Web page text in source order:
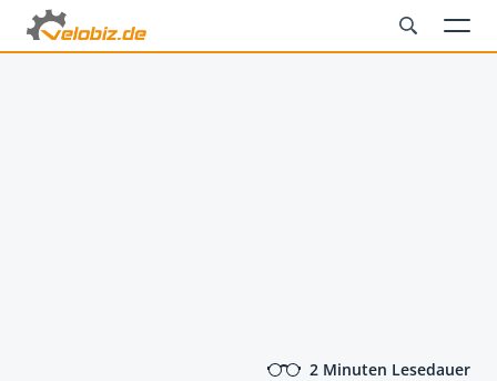
2 Minuten Lesedauer